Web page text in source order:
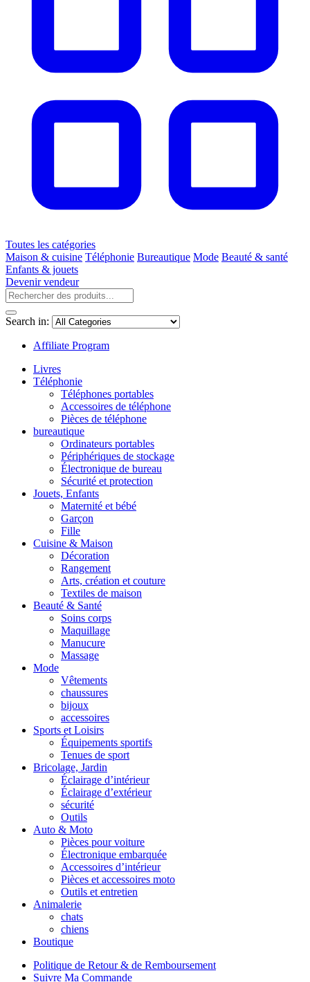
Toutes les catégories
Maison & cuisine Téléphonie Bureautique Mode Beauté & santé
Enfants & jouets
Devenir vendeur
Search in:
Affiliate Program
Livres
Téléphonie
Téléphones portables
Accessoires de téléphone
Pièces de téléphone
bureautique
Ordinateurs portables
Périphériques de stockage
Électronique de bureau
Sécurité et protection
Jouets, Enfants
Maternité et bébé
Garçon
Fille
Cuisine & Maison
Décoration
Rangement
Arts, création et couture
Textiles de maison
Beauté & Santé
Soins corps
Maquillage
Manucure
Massage
Mode
Vêtements
chaussures
bijoux
accessoires
Sports et Loisirs
Équipements sportifs
Tenues de sport
Bricolage, Jardin
Éclairage d’intérieur
Éclairage d’extérieur
sécurité
Outils
Auto & Moto
Pièces pour voiture
Électronique embarquée
Accessoires d’intérieur
Pièces et accessoires moto
Outils et entretien
Animalerie
chats
chiens
Boutique
Politique de Retour & de Remboursement
Suivre Ma Commande